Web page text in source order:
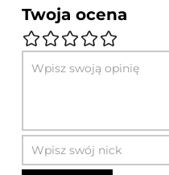
Twoja ocena